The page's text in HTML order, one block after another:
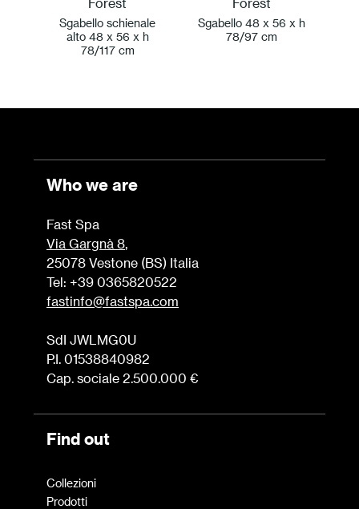
Sgabello schienale
alto 48 x 56 x h
78/117 cm
Sgabello 48 x 56 x h
78/97 cm
Who we are
Fast Spa
Via Gargnà 8,
25078 Vestone (BS) Italia
Tel: +39 0365820522
fastinfo@fastspa.com
SdI JWLMG0U
P.I. 01538840982
Cap. sociale 2.500.000 €
Find out
Collezioni
Prodotti